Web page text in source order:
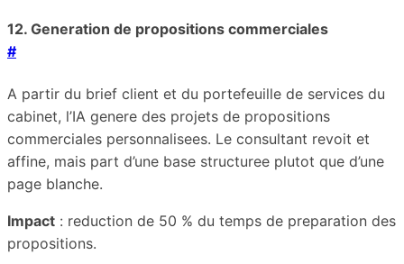
12. Generation de propositions commerciales
#
A partir du brief client et du portefeuille de services du
cabinet, l’IA genere des projets de propositions
commerciales personnalisees. Le consultant revoit et
affine, mais part d’une base structuree plutot que d’une
page blanche.
Impact : reduction de 50 % du temps de preparation des
propositions.